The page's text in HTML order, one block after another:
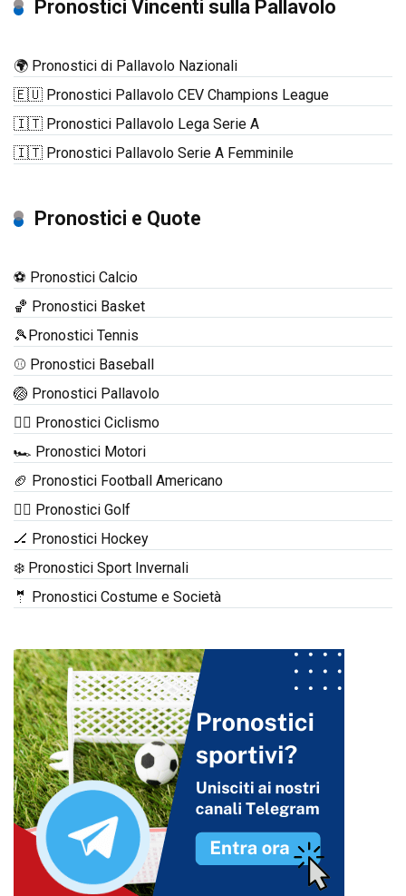
Pronostici Vincenti sulla Pallavolo
🌍 Pronostici di Pallavolo Nazionali
🇪🇺 Pronostici Pallavolo CEV Champions League
🇮🇹 Pronostici Pallavolo Lega Serie A
🇮🇹 Pronostici Pallavolo Serie A Femminile
Pronostici e Quote
⚽ Pronostici Calcio
🏀 Pronostici Basket
🎾Pronostici Tennis
⚾ Pronostici Baseball
🏐 Pronostici Pallavolo
🚴‍♂️ Pronostici Ciclismo
🏎️ Pronostici Motori
🏈 Pronostici Football Americano
🏌️‍♂️ Pronostici Golf
🏒 Pronostici Hockey
❄️ Pronostici Sport Invernali
🤵 Pronostici Costume e Società